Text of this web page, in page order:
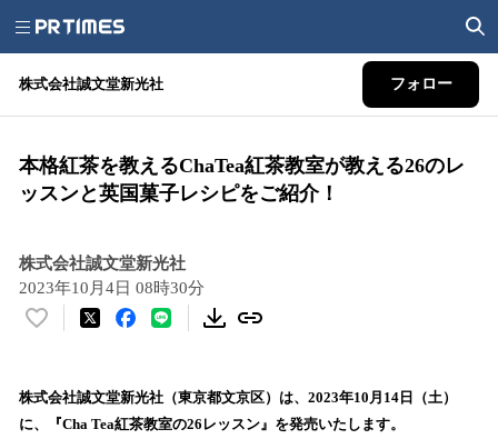
株式会社誠文堂新光社 フォロー
本格紅茶を教えるChaTea紅茶教室が教える26のレ
ッスンと英国菓子レシピをご紹介！
株式会社誠文堂新光社
2023年10月4日 08時30分
い
！
株式会社誠文堂新光社（東京都文京区）は、2023年10月14日（土）
に、『Cha Tea紅茶教室の26レッスン』を発売いたします。